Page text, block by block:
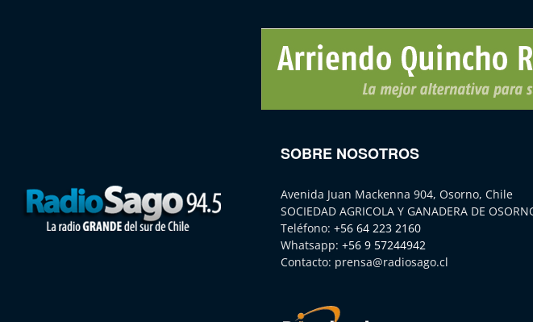
SOBRE NOSOTROS
Avenida Juan Mackenna 904, Osorno, Chile
SOCIEDAD AGRICOLA Y GANADERA DE
Teléfono: +56 64 223 2160
Whatsapp: +56 9 57244942
Contacto: prensa@radiosago.cl